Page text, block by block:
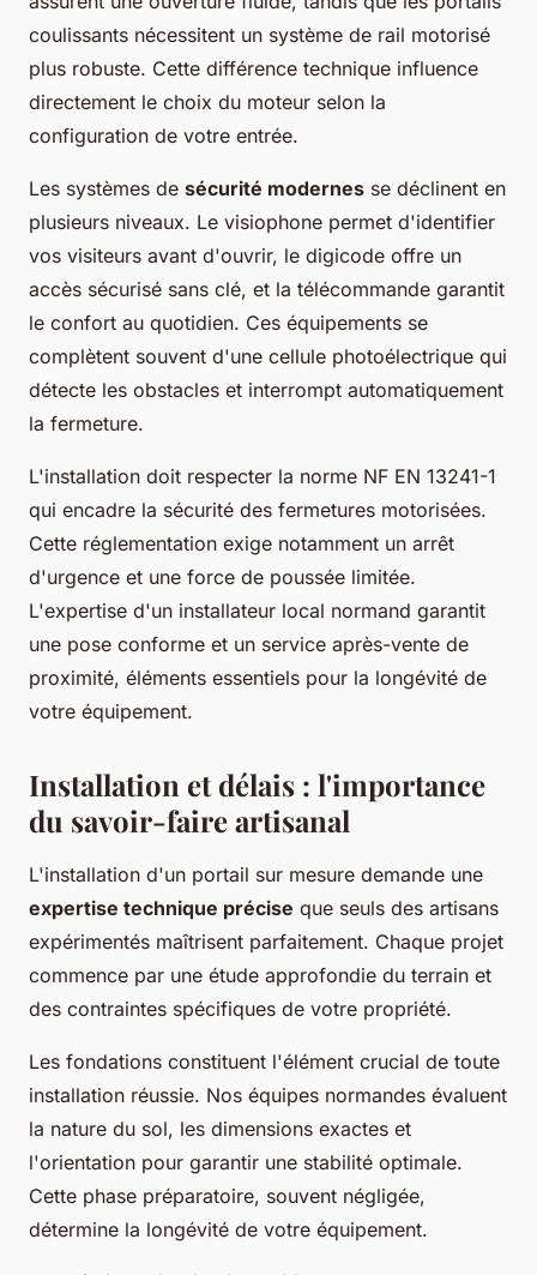
coulissants nécessitent un système de rail motorisé
plus robuste. Cette différence technique influence
directement le choix du moteur selon la
configuration de votre entrée.
Les systèmes de sécurité modernes se déclinent en
plusieurs niveaux. Le visiophone permet d'identifier
vos visiteurs avant d'ouvrir, le digicode offre un
accès sécurisé sans clé, et la télécommande garantit
le confort au quotidien. Ces équipements se
complètent souvent d'une cellule photoélectrique qui
détecte les obstacles et interrompt automatiquement
la fermeture.
L'installation doit respecter la norme NF EN 13241-1
qui encadre la sécurité des fermetures motorisées.
Cette réglementation exige notamment un arrêt
d'urgence et une force de poussée limitée.
L'expertise d'un installateur local normand garantit
une pose conforme et un service après-vente de
proximité, éléments essentiels pour la longévité de
votre équipement.
Installation et délais : l'importance
du savoir-faire artisanal
L'installation d'un portail sur mesure demande une
expertise technique précise que seuls des artisans
expérimentés maîtrisent parfaitement. Chaque projet
commence par une étude approfondie du terrain et
des contraintes spécifiques de votre propriété.
Les fondations constituent l'élément crucial de toute
installation réussie. Nos équipes normandes évaluent
la nature du sol, les dimensions exactes et
l'orientation pour garantir une stabilité optimale.
Cette phase préparatoire, souvent négligée,
détermine la longévité de votre équipement.